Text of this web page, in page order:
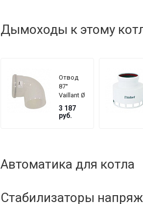
Дымоходы к этому
Отвод
87°
Vaillant Ø
160 мм
3 187
руб.
Автоматика для котла
Стабилизаторы